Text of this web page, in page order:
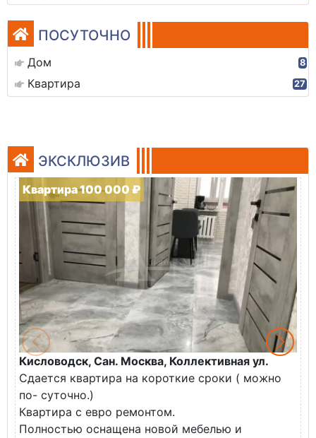
ПОСУТОЧНО
Дом 8
Квартира 27
ЭКСКЛЮЗИВ
Квартира 100 000 ₽
Кисловодск, Сан. Москва, Коллективная ул.
Сдается квартира на короткие сроки ( можно
по- суточно.)
Квартира с евро ремонтом.
Полностью оснащена новой мебелью и